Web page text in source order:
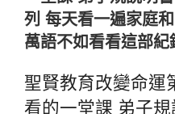
列 每天看一遍家庭
萬語不如看看這部紀
聖賢教育改變命運
看的一堂課 弟子